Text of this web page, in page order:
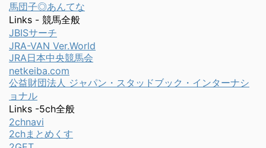
馬団子◎あんてな
Links - 競馬全般
JBISサーチ
JRA-VAN Ver.World
JRA日本中央競馬会
netkeiba.com
公益財団法人 ジャパン・スタッドブック・インターナシ
ョナル
Links -5ch全般
2chnavi
2chまとめくす